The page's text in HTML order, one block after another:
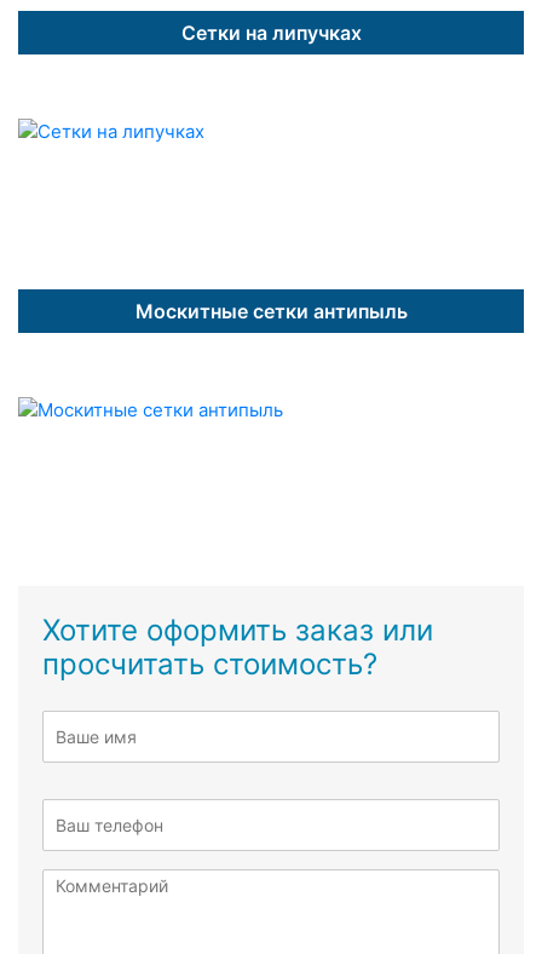
Сетки на липучках
Москитные сетки антипыль
Хотите оформить заказ или
просчитать стоимость?